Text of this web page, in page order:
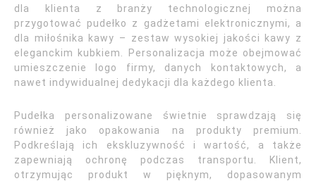
dla klienta z branży technologicznej można
przygotować pudełko z gadżetami elektronicznymi, a
dla miłośnika kawy – zestaw wysokiej jakości kawy z
eleganckim kubkiem. Personalizacja może obejmować
umieszczenie logo firmy, danych kontaktowych, a
nawet indywidualnej dedykacji dla każdego klienta.
Pudełka personalizowane świetnie sprawdzają się
również jako opakowania na produkty premium.
Podkreślają ich ekskluzywność i wartość, a także
zapewniają ochronę podczas transportu. Klient,
otrzymując produkt w pięknym, dopasowanym